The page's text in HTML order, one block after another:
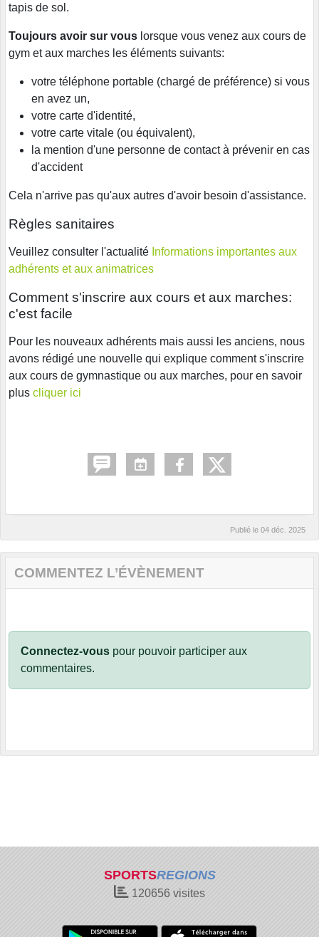
tapis de sol.
Toujours avoir sur vous lorsque vous venez aux cours de
gym et aux marches les éléments suivants:
votre téléphone portable (chargé de préférence) si vous
en avez un,
votre carte d'identité,
votre carte vitale (ou équivalent),
la mention d'une personne de contact à prévenir en cas
d'accident
Cela n'arrive pas qu'aux autres d'avoir besoin d'assistance.
Règles sanitaires
Veuillez consulter l'actualité Informations importantes aux
adhérents et aux animatrices
Comment s'inscrire aux cours et aux marches:
c'est facile
Pour les nouveaux adhérents mais aussi les anciens, nous
avons rédigé une nouvelle qui explique comment s'inscrire
aux cours de gymnastique ou aux marches, pour en savoir
plus cliquer ici
Publié le 04 déc. 2025
COMMENTEZ L’ÉVÈNEMENT
Connectez-vous pour pouvoir participer aux
commentaires.
SPORTSREGIONS
120656 visites